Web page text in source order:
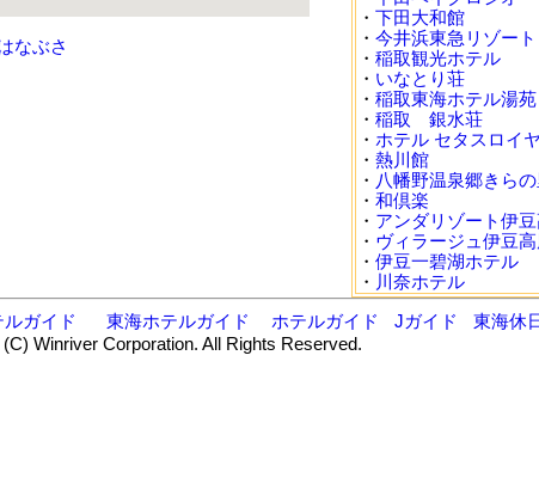
なぶさ
・ 下田大和館
・ 今井浜東急リゾート
・ 稲取観光ホテル
・ いなとり荘
・ 稲取東海ホテル湯苑
・ 稲取 銀水荘
・ ホテル セタスロイ
・ 熱川館
・ 八幡野温泉郷きらの
・ 和倶楽
・ アンダリゾート伊
・ ヴィラージュ伊豆
・ 伊豆一碧湖ホテル
・ 川奈ホテル
ガイド 東海ホテルガイド ホテルガイド Jガイド
東海休
Winriver Corporation. All Rights Reserved.